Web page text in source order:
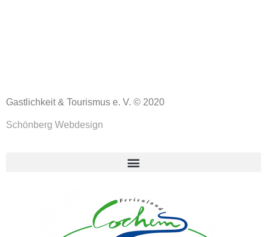
Gastlichkeit & Tourismus e. V. © 2020
Schönberg Webdesign